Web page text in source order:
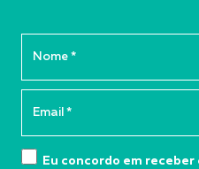
Eu concordo em